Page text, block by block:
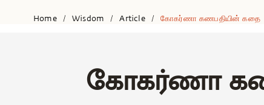
Home / Wisdom / Article / கோகர்ணா கணபதியின் கதை
கோகர்ணா